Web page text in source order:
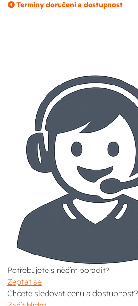
Termíny doručení a dostupnost
Potřebujete s něčím poradit?
Zeptat se
Chcete sledovat cenu a dostupnost?